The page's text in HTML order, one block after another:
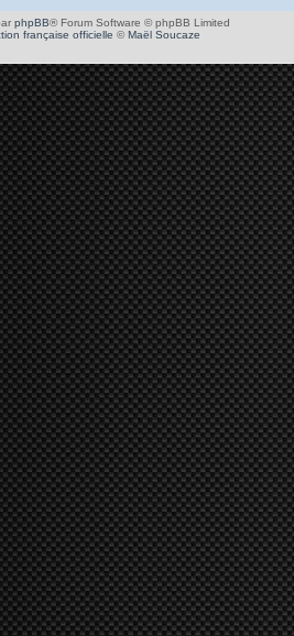
phpBB® Forum Software © phpBB Limited
française officielle ©Maël Soucaze